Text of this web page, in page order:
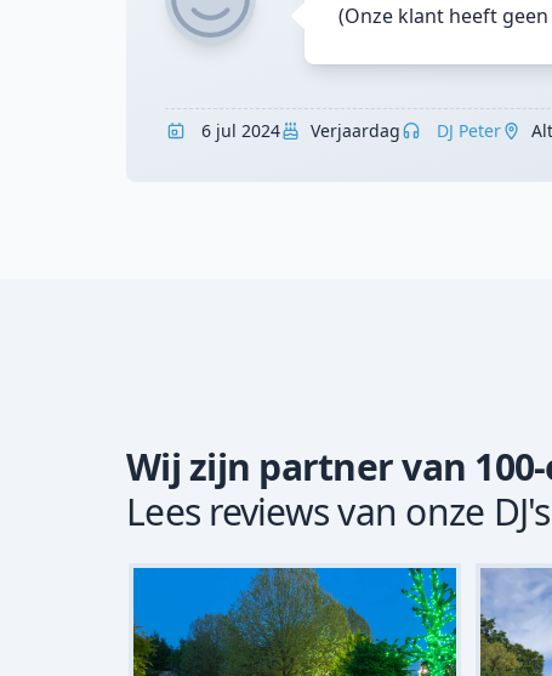
(Onze klant heeft
6 jul 2024 Verjaardag DJ Peter
Wij zijn partner van
Lees reviews van onze